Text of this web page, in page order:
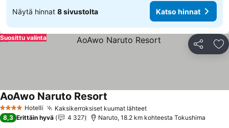
Näytä hinnat 8 sivustolta Katso hinnat
Jaa
Suosittu valinta
4 Tähtiluokitus
Hotelli Kaksikerroksiset kuumat lähteet
AoAwo Naruto Resort
8,3 Erittäin hyvä 4 327 Naruto, 18.2 km kohteesta Tokushima